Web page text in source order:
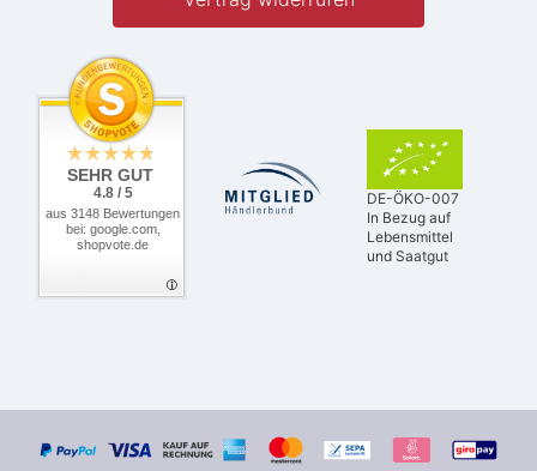
SEHR GUT
4.8 / 5
aus 3148 Bewertungen
bei: google.com,
shopvote.de
DE-ÖKO-007
In Bezug auf
Lebensmittel
und Saatgut